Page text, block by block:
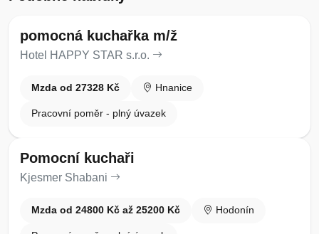
pomocná kuchařka m/ž
Hotel HAPPY STAR s.r.o.
Mzda od 27328 Kč Hnanice
Pracovní poměr - plný úvazek
Pomocní kuchaři
Kjesmer Shabani
Mzda od 24800 Kč až 25200 Kč Hodonín